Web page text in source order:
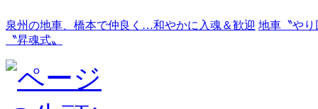
泉州の地車、橋本で仲良く…和やかに入魂＆歓迎 地車〝や
〝昇魂式〟